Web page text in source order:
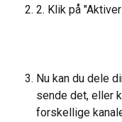
2. Klik på
Nu kan du dele
sende det, eller
forskellige